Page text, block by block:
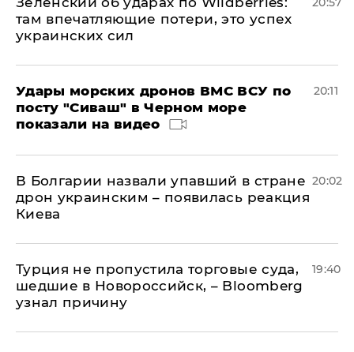
там впечатляющие потери, это успех
украинских сил
Удары морских дронов ВМС ВСУ по
посту "Сиваш" в Черном море
показали на видео
20:11
В Болгарии назвали упавший в стране
дрон украинским – появилась реакция
Киева
20:02
Турция не пропустила торговые суда,
шедшие в Новороссийск, – Bloomberg
узнал причину
19:40